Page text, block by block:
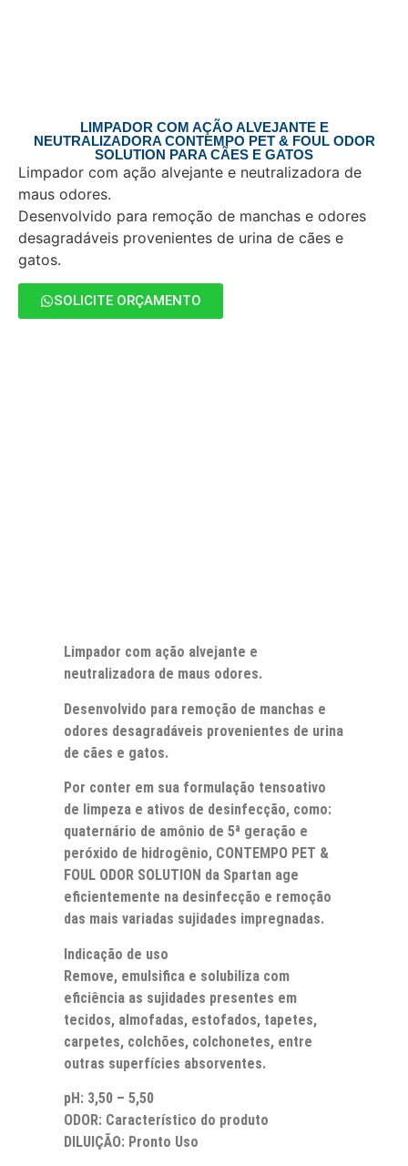
LIMPADOR COM AÇÃO ALVEJANTE E
NEUTRALIZADORA CONTEMPO PET & FOUL ODOR
SOLUTION PARA CÃES E GATOS
Limpador com ação alvejante e neutralizadora de
maus odores.
Desenvolvido para remoção de manchas e odores
desagradáveis provenientes de urina de cães e
gatos.
SOLICITE ORÇAMENTO
Limpador com ação alvejante e
neutralizadora de maus odores.
Desenvolvido para remoção de manchas e
odores desagradáveis provenientes de urina
de cães e gatos.
Por conter em sua formulação tensoativo
de limpeza e ativos de desinfecção, como:
quaternário de amônio de 5ª geração e
peróxido de hidrogênio, CONTEMPO PET &
FOUL ODOR SOLUTION da Spartan age
eficientemente na desinfecção e remoção
das mais variadas sujidades impregnadas.
Indicação de uso
Remove, emulsifica e solubiliza com
eficiência as sujidades presentes em
tecidos, almofadas, estofados, tapetes,
carpetes, colchões, colchonetes, entre
outras superfícies absorventes.
pH: 3,50 – 5,50
ODOR: Característico do produto
DILUIÇÃO: Pronto Uso